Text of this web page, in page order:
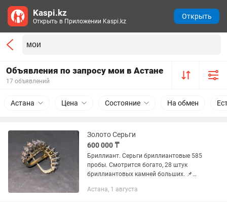
Объявления по запросу мои в Астане
17 объявлений
Астана Цена Состояние На обмен
Золото Серьги
600 000 ₸
Бриллиант. Серьги бриллиантовые 585
пробы. Смотрится богато, 28 штук
бриллиантовых камней больших. 📌
Астана, 1 августа
Kaspi.kz
Открыть в Приложении Kaspi.kz
Открыть